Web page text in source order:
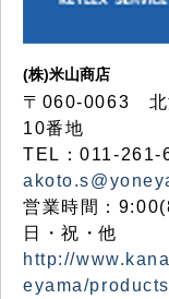
(株)米山商店
〒060-0063 北
10番地
TEL：011-261-
営業時間：
日・祝・他
http://
eyama/products